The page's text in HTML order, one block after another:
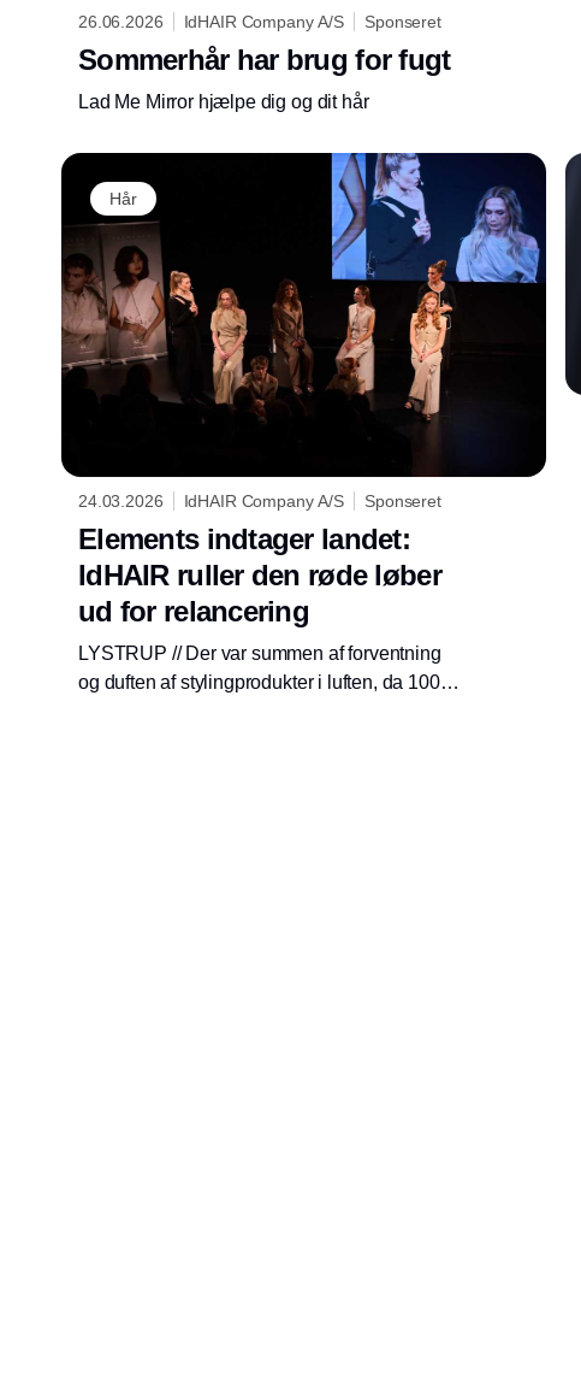
26.06.2026 IdHAIR Company A/S Sponseret
Sommerhår har brug for fugt
Lad Me Mirror hjælpe dig og dit hår
Hår
24.03.2026 IdHAIR Company A/S Sponseret
Elements indtager landet:
IdHAIR ruller den røde løber
ud for relancering
LYSTRUP // Der var summen af forventning
og duften af stylingprodukter i luften, da 100